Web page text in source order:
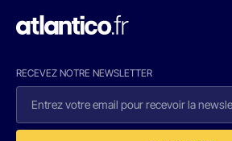
RECEVEZ NOTRE NEWSLETTER